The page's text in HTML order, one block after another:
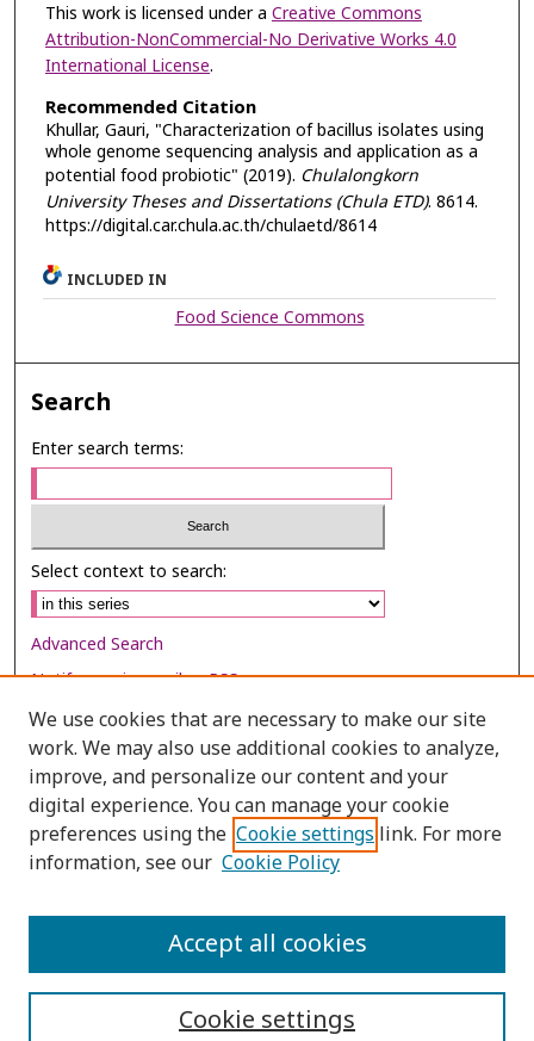
This work is licensed under a Creative Commons
Attribution-NonCommercial-No Derivative Works 4.0
International License.
Recommended Citation
Khullar, Gauri, "Characterization of bacillus isolates using
whole genome sequencing analysis and application as a
potential food probiotic" (2019). Chulalongkorn
University Theses and Dissertations (Chula ETD). 8614.
https://digital.car.chula.ac.th/chulaetd/8614
INCLUDED IN
Food Science Commons
Search
Enter search terms:
Select context to search:
Advanced Search
Notify me via email orRSS
Browse
Collections
Disciplines
Authors
We use cookies that are necessary to make our site
work. We may also use additional cookies to analyze,
improve, and personalize our content and your
digital experience. You can manage your cookie
preferences using the Cookie settings link. For more
information, see our Cookie Policy
Cookie settings
Accept all cookies